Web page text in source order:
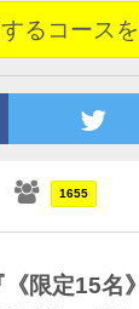
るコース
1655
限定15名